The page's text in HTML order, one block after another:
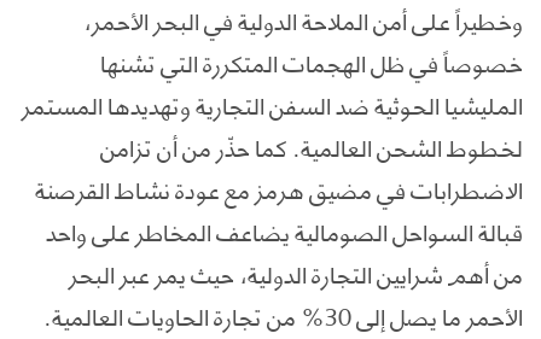
وخطيراً على أمن الملاحة الدولية في البحر الأحمر،
خصوصاً في ظل الهجمات المتكررة التي تشنها
المليشيا الحوثية ضد السفن التجارية وتهديدها المستمر
لخطوط الشحن العالمية. كما حذّر من أن تزامن
الاضطرابات في مضيق هرمز مع عودة نشاط القرصنة
قبالة السواحل الصومالية يضاعف المخاطر على واحد
من أهم شرايين التجارة الدولية، حيث يمر عبر البحر
الأحمر ما يصل إلى 30% من تجارة الحاويات العالمية.